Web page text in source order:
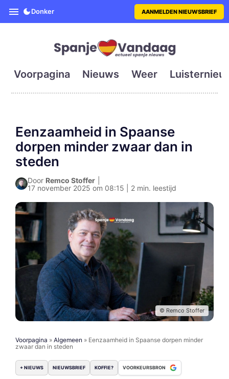
SpanjeVandaag is de eerste
Donker AANMELDEN NIEUWSBRIEF
Voorpagina Nieuws Weer
Eenzaamheid in Spaanse
dorpen minder zwaar dan in
steden
Door Remco Stoffer
17 november 2025 om 08:15 | 2 min. leestijd
© Remco Stoffer
Voorpagina » Algemeen » Eenzaamheid in Spaanse dorpen minder
zwaar dan in steden
+ NIEUWS NIEUWSBRIEF KOFFIE? VOORKEURSBRON